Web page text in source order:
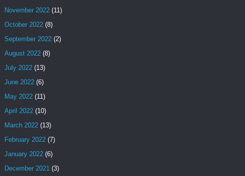
November 2022 (11)
October 2022 (8)
September 2022 (2)
August 2022 (8)
July 2022 (13)
June 2022 (6)
May 2022 (11)
April 2022 (10)
March 2022 (13)
February 2022 (7)
January 2022 (6)
December 2021 (3)